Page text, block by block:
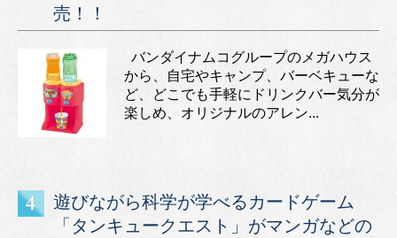
売！！
バンダイナムコグループのメガハウス
から、自宅やキャンプ、バーベキューな
ど、どこでも手軽にドリンクバー気分が
楽しめ、オリジナルのアレン...
遊びながら科学が学べるカードゲーム
「タンキュークエスト」がマンガなどの